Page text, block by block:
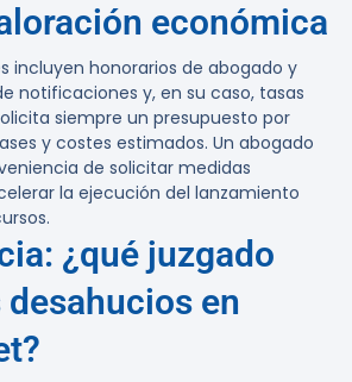
económica
incluyen honorarios de abogado y
notificaciones y, en su caso, tasas
siempre un presupuesto por
y costes estimados. Un abogado
de solicitar medidas
la ejecución del lanzamiento
¿qué juzgado
en